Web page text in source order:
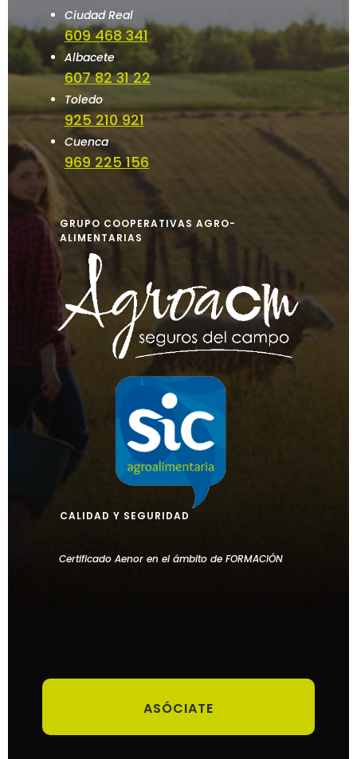
Ciudad Real
609 468 341
Albacete
607 82 31 22
Toledo
925 210 921
Cuenca
969 225 156
GRUPO COOPERATIVAS AGRO-
ALIMENTARIAS
CALIDAD Y SEGURIDAD
Certificado Aenor en el ámbito de FORMACIÓN
ASÓCIATE